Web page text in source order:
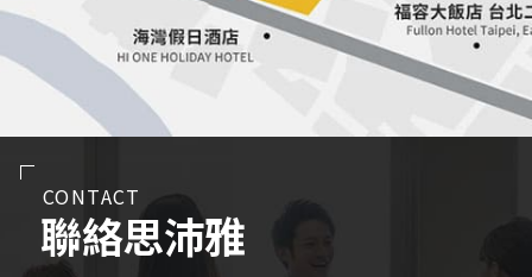
CONTACT
聯絡思沛雅